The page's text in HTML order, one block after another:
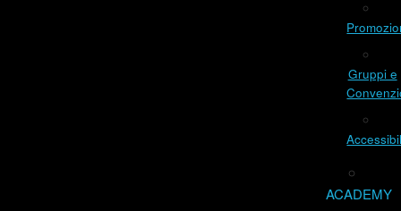
Gruppi e
ACADEMY